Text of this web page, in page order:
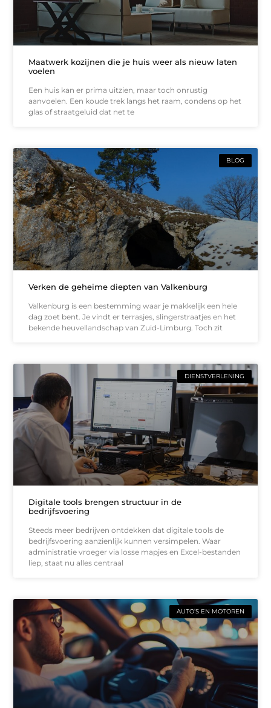
Maatwerk kozijnen die je huis weer als nieuw laten
voelen
Een huis kan er prima uitzien, maar toch onrustig
aanvoelen. Een koude trek langs het raam, condens op het
glas of straatgeluid dat net te
BLOG
Verken de geheime diepten van Valkenburg
Valkenburg is een bestemming waar je makkelijk een hele
dag zoet bent. Je vindt er terrasjes, slingerstraatjes en het
bekende heuvellandschap van Zuid-Limburg. Toch zit
DIENSTVERLENING
Digitale tools brengen structuur in de
bedrijfsvoering
Steeds meer bedrijven ontdekken dat digitale tools de
bedrijfsvoering aanzienlijk kunnen versimpelen. Waar
administratie vroeger via losse mapjes en Excel-bestanden
liep, staat nu alles centraal
AUTO’S EN MOTOREN